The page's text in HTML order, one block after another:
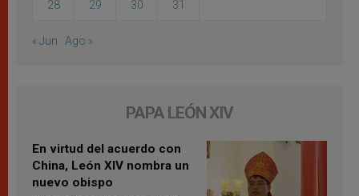
28 29 30 31
« Jun Ago »
PAPA LEÓN XIV
En virtud del acuerdo con
China, León XIV nombra un
nuevo obispo